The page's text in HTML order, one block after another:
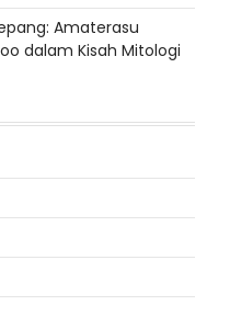
Amaterasu
dalam Kisah Mitologi